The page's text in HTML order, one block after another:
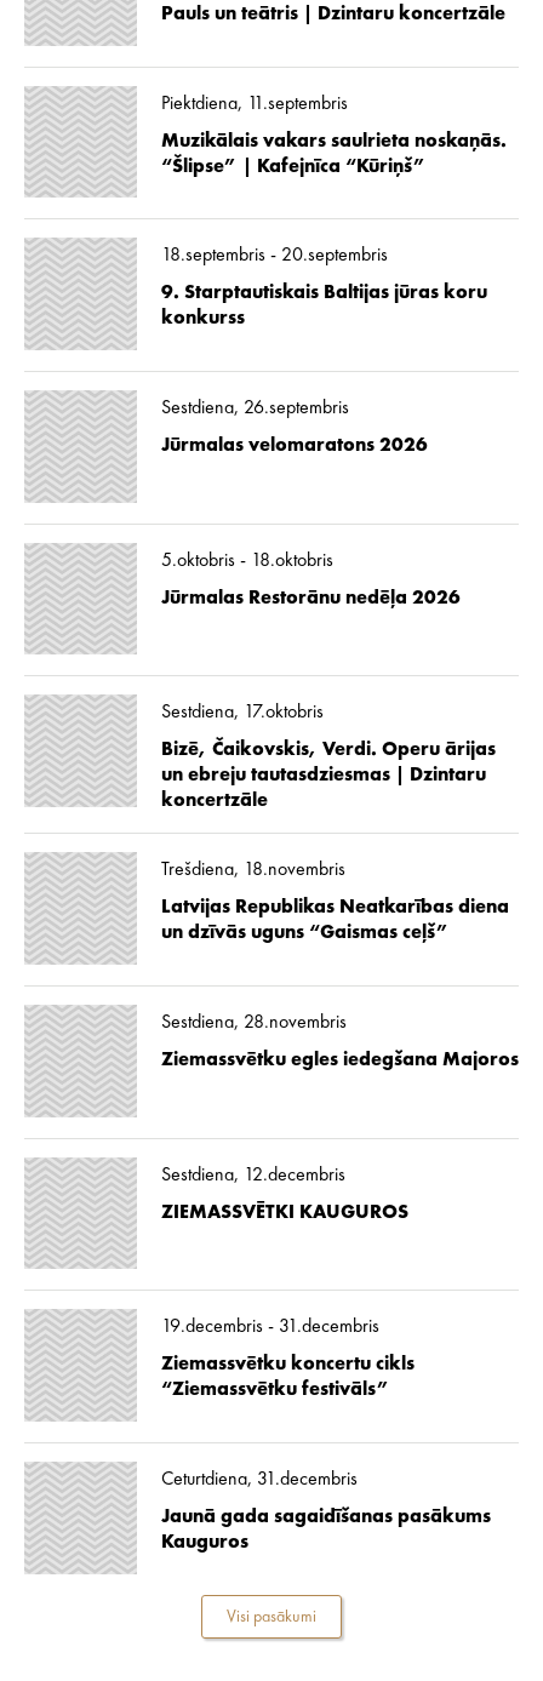
Pauls un teātris | Dzintaru koncertzāle
Piektdiena, 11.septembris
Muzikālais vakars saulrieta noskaņās.
“Šlipse” | Kafejnīca “Kūriņš”
18.septembris - 20.septembris
9. Starptautiskais Baltijas jūras koru
konkurss
Sestdiena, 26.septembris
Jūrmalas velomaratons 2026
5.oktobris - 18.oktobris
Jūrmalas Restorānu nedēļa 2026
Sestdiena, 17.oktobris
Bizē, Čaikovskis, Verdi. Operu ārijas
un ebreju tautasdziesmas | Dzintaru
koncertzāle
Trešdiena, 18.novembris
Latvijas Republikas Neatkarības diena
un dzīvās uguns “Gaismas ceļš”
Sestdiena, 28.novembris
Ziemassvētku egles iedegšana Majoros
Sestdiena, 12.decembris
ZIEMASSVĒTKI KAUGUROS
19.decembris - 31.decembris
Ziemassvētku koncertu cikls
“Ziemassvētku festivāls”
Ceturtdiena, 31.decembris
Jaunā gada sagaidīšanas pasākums
Kauguros
Visi pasākumi